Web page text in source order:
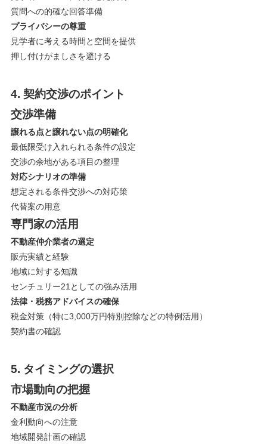
質問への的確な回答準備
プライバシーの尊重
見学者に考える時間と空間を提供
押し付けがましさを避ける
4. 契約交渉のポイント
交渉準備
譲れる点と譲れない点の明確化
最低限受け入れられる条件の設定
交渉の余地がある項目の整理
対応シナリオの準備
想定される条件交渉への対応策
代替案の用意
専門家の活用
不動産仲介業者の選定
販売実績と経験
地域に対する知識
センチュリー21としての強み活用
法律・税務アドバイスの確保
税金対策（特に3,000万円特別控除などの特例活用）
契約書の確認
5. タイミングの選択
市場動向の把握
不動産市況の分析
金利動向への注意
地域開発計画の確認